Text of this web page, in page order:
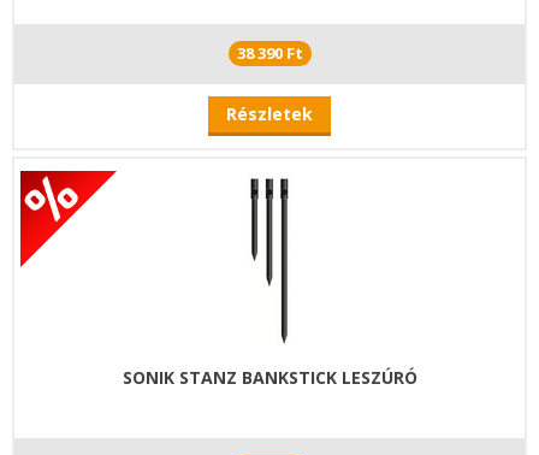
38 390 Ft
Részletek
SONIK STANZ BANKSTICK LESZÚRÓ